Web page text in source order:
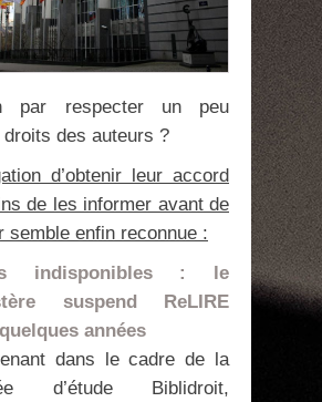
par respecter un peu
des auteurs ?
d’obtenir leur accord
de les informer avant de
semble enfin reconnue :
indisponibles : le
suspend ReLIRE
années
dans le cadre de la
d’étude Biblidroit,